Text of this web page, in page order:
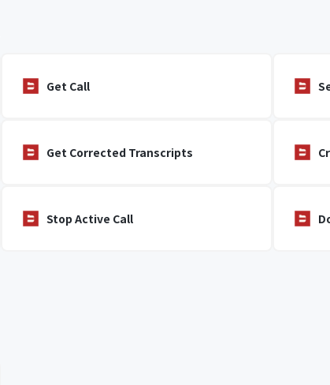
Get Call
Get Corrected Transcripts
Stop Active Call